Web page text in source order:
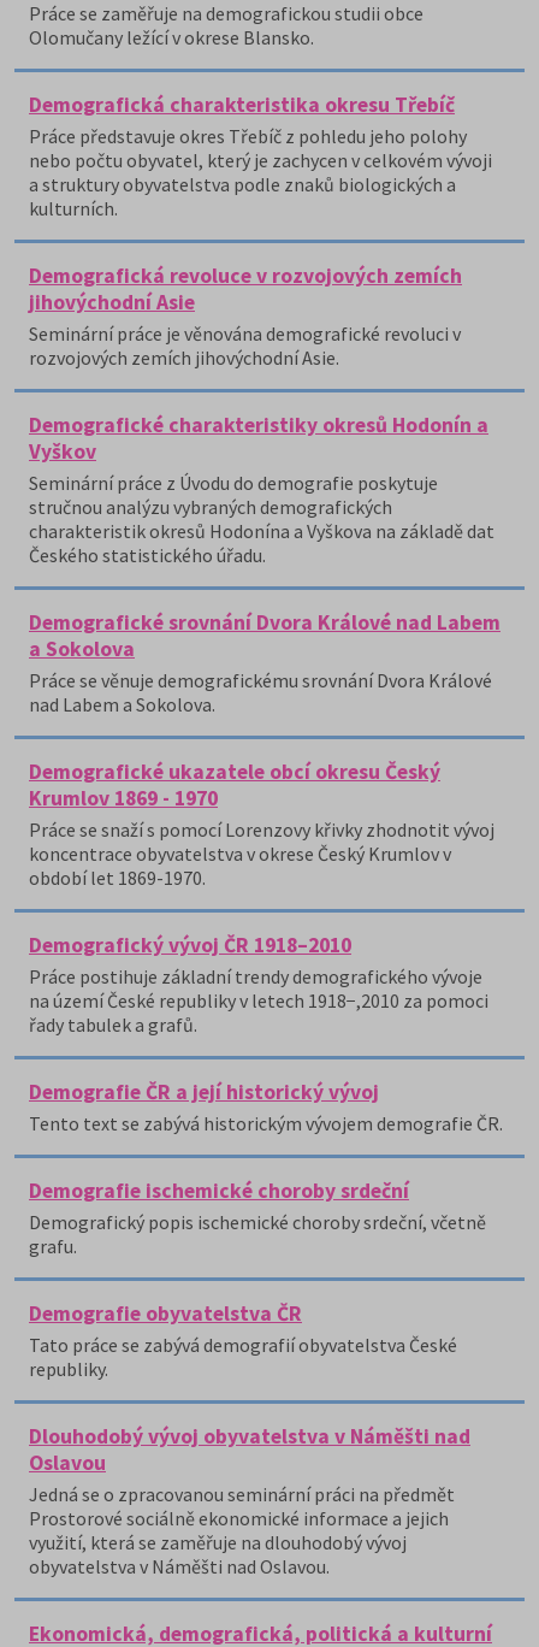
Práce se zaměřuje na demografickou studii obce
Olomučany ležící v okrese Blansko.
Demografická charakteristika okresu Třebíč
Práce představuje okres Třebíč z pohledu jeho polohy
nebo počtu obyvatel, který je zachycen v celkovém vývoji
a struktury obyvatelstva podle znaků biologických a
kulturních.
Demografická revoluce v rozvojových zemích
jihovýchodní Asie
Seminární práce je věnována demografické revoluci v
rozvojových zemích jihovýchodní Asie.
Demografické charakteristiky okresů Hodonín a
Vyškov
Seminární práce z Úvodu do demografie poskytuje
stručnou analýzu vybraných demografických
charakteristik okresů Hodonína a Vyškova na základě dat
Českého statistického úřadu.
Demografické srovnání Dvora Králové nad Labem
a Sokolova
Práce se věnuje demografickému srovnání Dvora Králové
nad Labem a Sokolova.
Demografické ukazatele obcí okresu Český
Krumlov 1869 - 1970
Práce se snaží s pomocí Lorenzovy křivky zhodnotit vývoj
koncentrace obyvatelstva v okrese Český Krumlov v
období let 1869-1970.
Demografický vývoj ČR 1918–2010
Práce postihuje základní trendy demografického vývoje
na území České republiky v letech 1918−,2010 za pomoci
řady tabulek a grafů.
Demografie ČR a její historický vývoj
Tento text se zabývá historickým vývojem demografie ČR.
Demografie ischemické choroby srdeční
Demografický popis ischemické choroby srdeční, včetně
grafu.
Demografie obyvatelstva ČR
Tato práce se zabývá demografií obyvatelstva České
republiky.
Dlouhodobý vývoj obyvatelstva v Náměšti nad
Oslavou
Jedná se o zpracovanou seminární práci na předmět
Prostorové sociálně ekonomické informace a jejich
využití, která se zaměřuje na dlouhodobý vývoj
obyvatelstva v Náměšti nad Oslavou.
Ekonomická, demografická, politická a kulturní